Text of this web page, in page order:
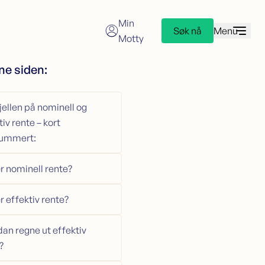
Min
Motty
Søk nå Menu
kredittkort
siden:
på nominell og
rente – kort
nominell rente?
effektiv rente?
regne ut effektiv